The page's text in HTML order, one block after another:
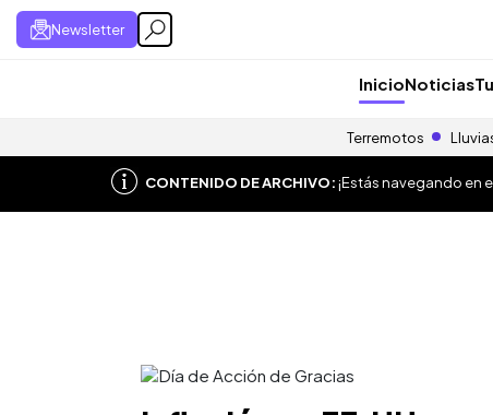
Newsletter
InicioNoticias
Terremotos
CONTENIDO DE ARCHIVO:¡Estás navegando en